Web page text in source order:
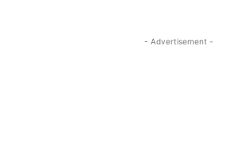
- Advertisement -